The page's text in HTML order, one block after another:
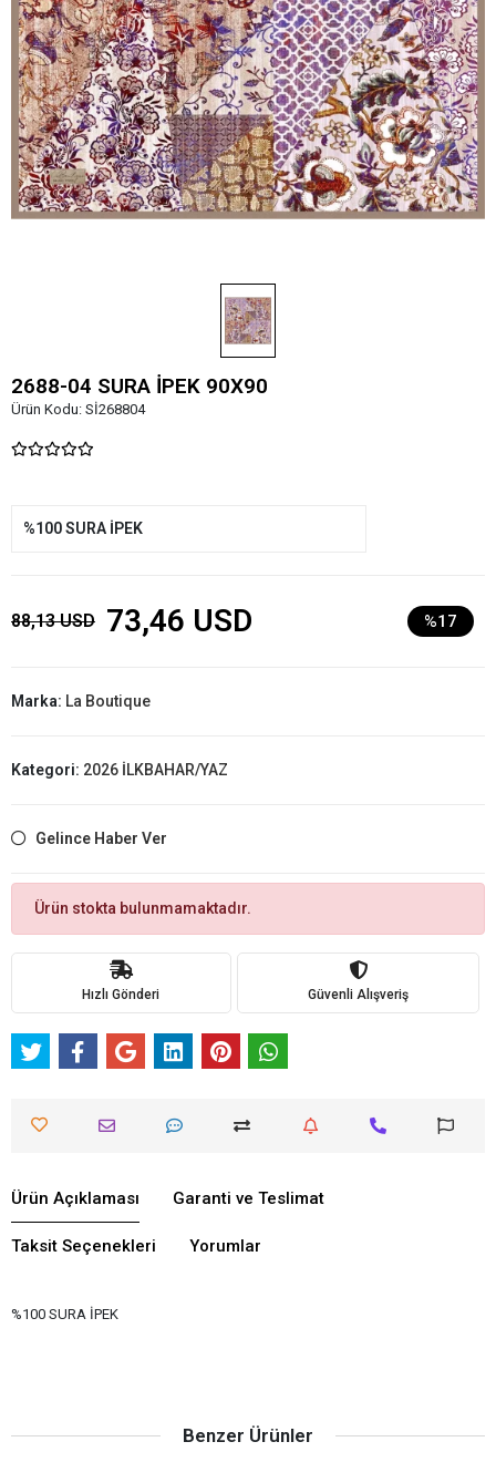
2688-04 SURA İPEK 90X90
Ürün Kodu: Sİ268804
%100 SURA İPEK
88,13 USD 73,46 USD %17
Marka: La Boutique
Kategori: 2026 İLKBAHAR/YAZ
Gelince Haber Ver
Ürün stokta bulunmamaktadır.
Hızlı Gönderi Güvenli Alışveriş
Ürün Açıklaması Garanti ve Teslimat
Taksit Seçenekleri Yorumlar
%100 SURA İPEK
Benzer Ürünler